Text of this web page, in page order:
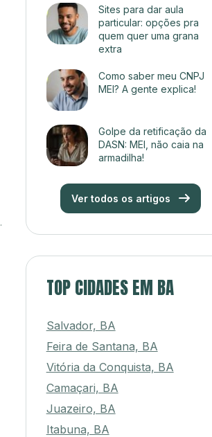
.
Sites para dar aula
particular: opções pra
quem quer uma grana
extra
Como saber meu CNPJ
MEI? A gente explica!
Golpe da retificação da
DASN: MEI, não caia na
armadilha!
Ver todos os artigos
TOP CIDADES EM BA
Salvador, BA
Feira de Santana, BA
Vitória da Conquista, BA
Camaçari, BA
Juazeiro, BA
Itabuna, BA